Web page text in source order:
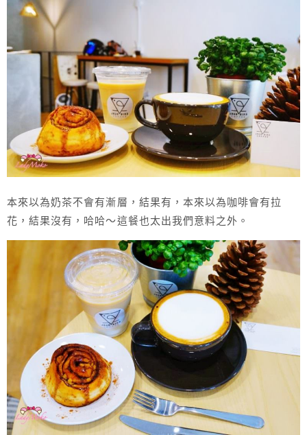
本來以為奶茶不會有漸層，結果有，本來以為咖啡會有拉
花，結果沒有，哈哈～這餐也太出我們意料之外。